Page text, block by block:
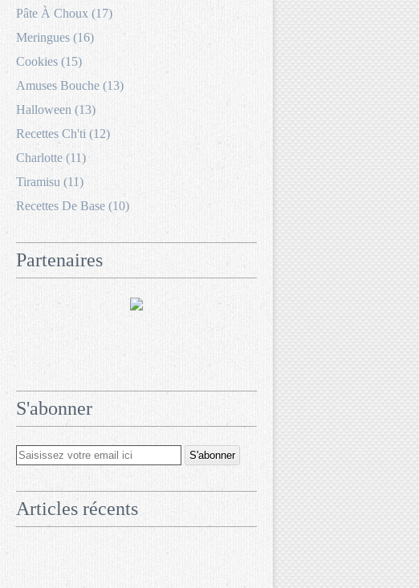
Pâte À Choux (17)
Meringues (16)
Cookies (15)
Amuses Bouche (13)
Halloween (13)
Recettes Ch'ti (12)
Charlotte (11)
Tiramisu (11)
Recettes De Base (10)
Partenaires
S'abonner
Articles récents